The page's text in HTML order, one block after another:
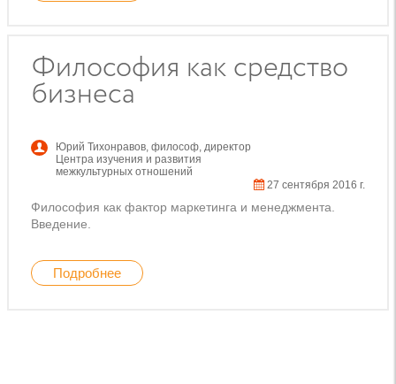
Философия как средство
бизнеса
Юрий Тихонравов, философ, директор
Центра изучения и развития
межкультурных отношений
27 сентября 2016 г.
Философия как фактор маркетинга и менеджмента.
Введение.
Подробнее